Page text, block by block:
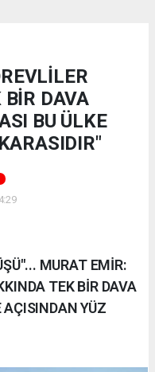
DAVA
BU ÜLKE
MURAT EMİR:
TEK BİR DAVA
YÜZ